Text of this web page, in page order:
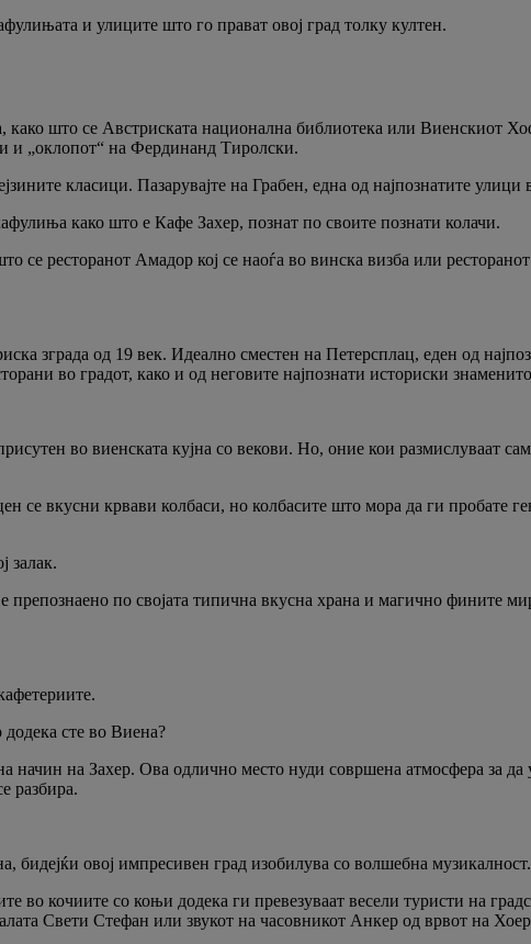
и улиците што го прават овој град толку култен.
што се Австриската национална библиотека или Виенскиот
и „оклопот“ на Фердинанд Тиролски.
класици. Пазарувајте на Грабен, една од најпознатите улици
како што е Кафе Захер, познат по своите познати колачи.
се ресторанот Амадор кој се наоѓа во винска визба или
зграда од 19 век. Идеално сместен на Петерсплац, еден од
во градот, како и од неговите најпознати историски
во виенската кујна со векови. Но, оние кои размислуваат
вкусни крвави колбаси, но колбасите што мора да ги пробате
залак.
препознаено по својата типична вкусна храна и магично фините
сте во Виена?
начин на Захер. Ова одлично место нуди совршена атмосфера за
разбира.
бидејќи овој импресивен град изобилува со волшебна музикалност.
кочиите со коњи додека ги превезуваат весели туристи на
Свети Стефан или звукот на часовникот Анкер од врвот на